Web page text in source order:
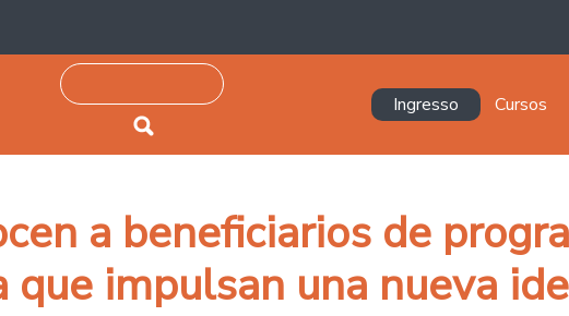
Pesquisar
Navegación principal
Ingresso Cursos
a beneficiarios de
que impulsan una nueva